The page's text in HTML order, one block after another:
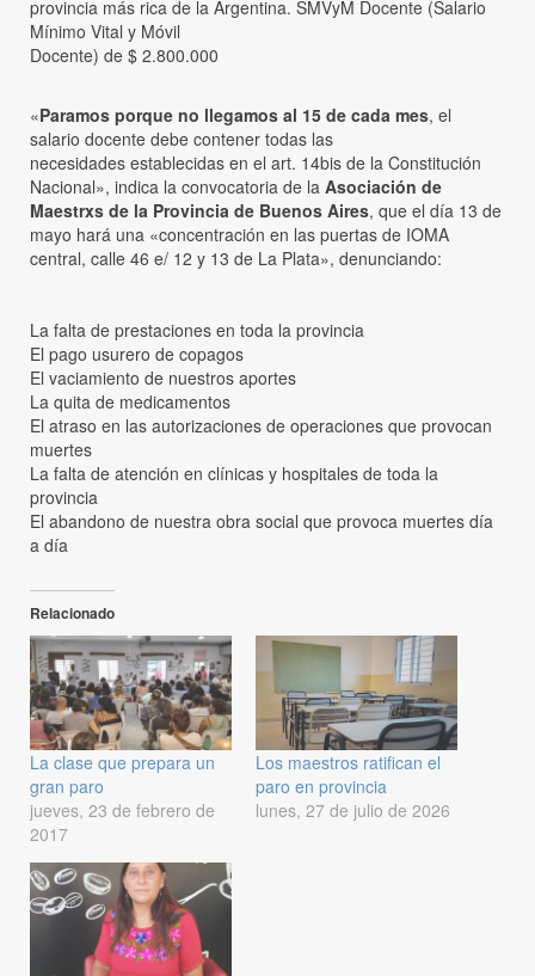
provincia más rica de la Argentina. SMVyM Docente (Salario
Mínimo Vital y Móvil
Docente) de $ 2.800.000
«Paramos porque no llegamos al 15 de cada mes, el
salario docente debe contener todas las
necesidades establecidas en el art. 14bis de la Constitución
Nacional», indica la convocatoria de la Asociación de
Maestrxs de la Provincia de Buenos Aires, que el día 13 de
mayo hará una «concentración en las puertas de IOMA
central, calle 46 e/ 12 y 13 de La Plata», denunciando:
La falta de prestaciones en toda la provincia
El pago usurero de copagos
El vaciamiento de nuestros aportes
La quita de medicamentos
El atraso en las autorizaciones de operaciones que provocan
muertes
La falta de atención en clínicas y hospitales de toda la
provincia
El abandono de nuestra obra social que provoca muertes día
a día
Relacionado
La clase que prepara un
gran paro
jueves, 23 de febrero de
2017
Los maestros ratifican el
paro en provincia
lunes, 27 de julio de 2026